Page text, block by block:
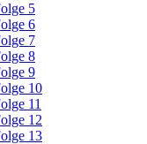
5
6
7
8
9
10
11
12
13